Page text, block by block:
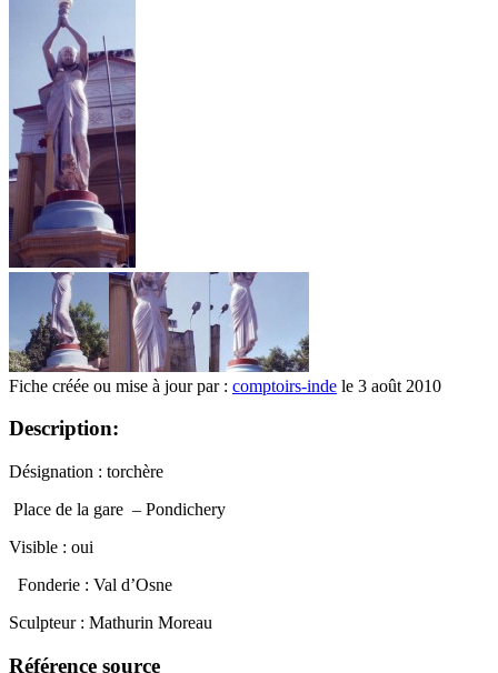
Fiche créée ou mise à jour par : comptoirs-inde le 3 août 2010
Description:
Désignation : torchère
Place de la gare – Pondichery
Visible : oui
Fonderie : Val d’Osne
Sculpteur : Mathurin Moreau
Référence source